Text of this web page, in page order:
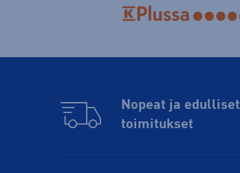
Nopeat ja edulliset
toimitukset